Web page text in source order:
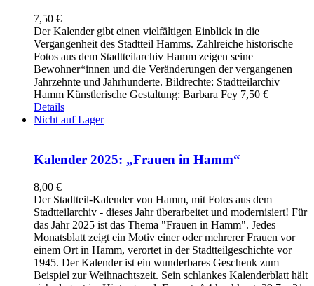
7,50 €
Der Kalender gibt einen vielfältigen Einblick in die
Vergangenheit des Stadtteil Hamms. Zahlreiche historische
Fotos aus dem Stadtteilarchiv Hamm zeigen seine
Bewohner*innen und die Veränderungen der vergangenen
Jahrzehnte und Jahrhunderte. Bildrechte: Stadtteilarchiv
Hamm Künstlerische Gestaltung: Barbara Fey 7,50 €
Details
Nicht auf Lager
Kalender 2025: „Frauen in Hamm“
8,00 €
Der Stadtteil-Kalender von Hamm, mit Fotos aus dem
Stadtteilarchiv - dieses Jahr überarbeitet und modernisiert! Für
das Jahr 2025 ist das Thema "Frauen in Hamm". Jedes
Monatsblatt zeigt ein Motiv einer oder mehrerer Frauen vor
einem Ort in Hamm, verortet in der Stadtteilgeschichte vor
1945. Der Kalender ist ein wunderbares Geschenk zum
Beispiel zur Weihnachtszeit. Sein schlankes Kalenderblatt hält